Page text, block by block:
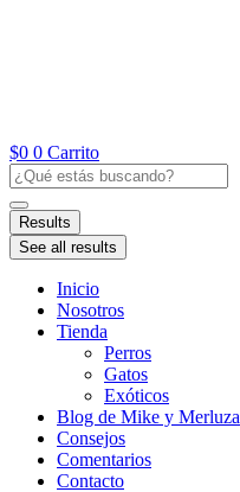
$0 0 Carrito
Search
...
Results
See all results
Inicio
Nosotros
Tienda
Perros
Gatos
Exóticos
Blog de Mike y Merluza
Consejos
Comentarios
Contacto